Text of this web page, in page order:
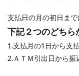
支払日の月の初日まで
下記２つのどちら
1.支払月の1日から支
2.ＡＴＭ引出日から振